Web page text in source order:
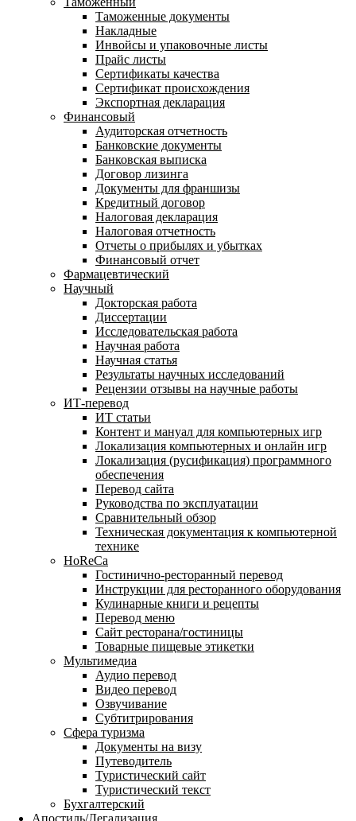
Таможенные документы
Накладные
Инвойсы и упаковочные листы
Прайс листы
Сертификаты качества
Сертификат происхождения
Экспортная декларация
Финансовый
Аудиторская отчетность
Банковские документы
Банковская выписка
Договор лизинга
Документы для франшизы
Кредитный договор
Налоговая декларация
Налоговая отчетность
Отчеты о прибылях и убытках
Финансовый отчет
Фармацевтический
Научный
Докторская работа
Диссертации
Исследовательская работа
Научная работа
Научная статья
Результаты научных исследований
Рецензии отзывы на научные работы
ИТ-перевод
ИТ статьи
Контент и мануал для компьютерных игр
Локализация компьютерных и онлайн игр
Локализация (русификация) программного
обеспечения
Перевод сайта
Руководства по эксплуатации
Сравнительный обзор
Техническая документация к компьютерной
технике
HoReCa
Гостинично-ресторанный перевод
Инструкции для ресторанного оборудования
Кулинарные книги и рецепты
Перевод меню
Сайт ресторана/гостиницы
Товарные пищевые этикетки
Мультимедиа
Аудио перевод
Видео перевод
Озвучивание
Субтитрирования
Сфера туризма
Документы на визу
Путеводитель
Туристический сайт
Туристический текст
Бухгалтерский
Апостиль/Легализация